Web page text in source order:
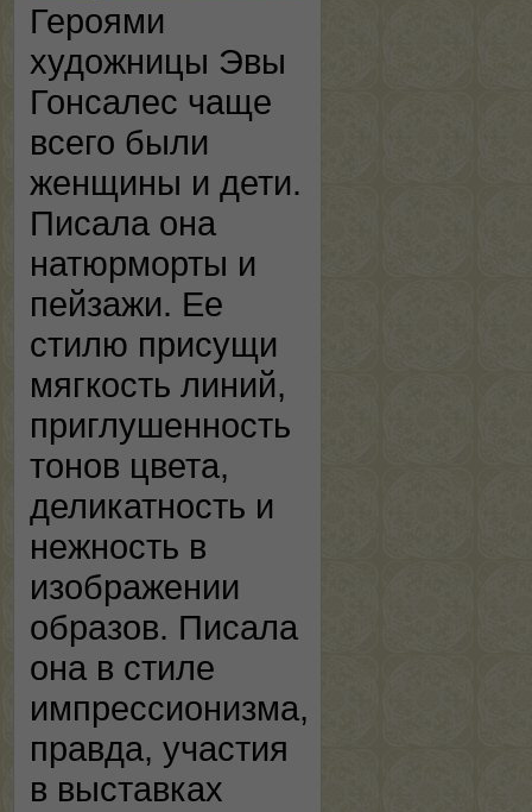
Героями
художницы Эвы
Гонсалес чаще
всего были
женщины и дети.
Писала она
натюрморты и
пейзажи. Ее
стилю присущи
мягкость линий,
приглушенность
тонов цвета,
деликатность и
нежность в
изображении
образов. Писала
она в стиле
импрессионизма,
правда, участия
в выставках